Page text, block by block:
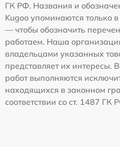
ГК РФ. Названия и
Kugoo упоминаются только
— чтобы обозначить
работаем. Наша
владельцами указанных
представляет их интересы.
работ выполняются
находящихся в законном
соответствии со ст. 1487 ГК